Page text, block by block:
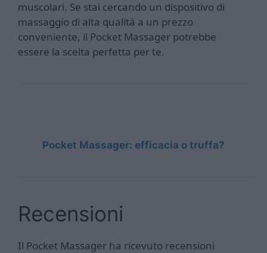
muscolari. Se stai cercando un dispositivo di
massaggio di alta qualità a un prezzo
conveniente, il Pocket Massager potrebbe
essere la scelta perfetta per te.
Pocket Massager: efficacia o truffa?
Recensioni
Il Pocket Massager ha ricevuto recensioni